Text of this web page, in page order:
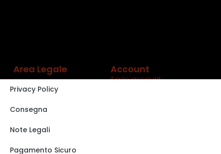
Area Legale
Privacy Policy
Consegna
Note Legali
Pagamento Sicuro
Account
Il mio account
VISITA IL NOSTRO